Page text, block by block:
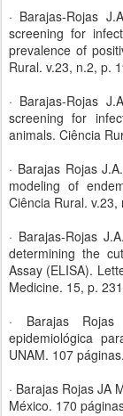
· Barajas-Rojas
screening for
prevalence of
Rural. v.23, n.2, p.
· Barajas-Rojas
screening for
animals. Ciência
· Barajas Rojas
modeling of
Ciência Rural.
· Barajas-Rojas
determining the
Assay (ELISA).
Medicine. 15, p.
· Barajas Rojas
epidemiológica
UNAM. 107
· Barajas Rojas JA
México. 170